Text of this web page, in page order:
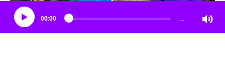
00:00 …